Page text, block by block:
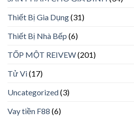
Thiết Bị Gia Dụng(31)
Thiết Bị Nhà Bếp (6)
TỐP MỘT REIVEW(201)
Tử Vi(17)
Uncategorized(3)
Vay tiền F88 (6)